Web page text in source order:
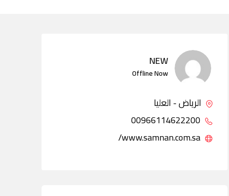
NEW
Offline Now
الرياض - العليا